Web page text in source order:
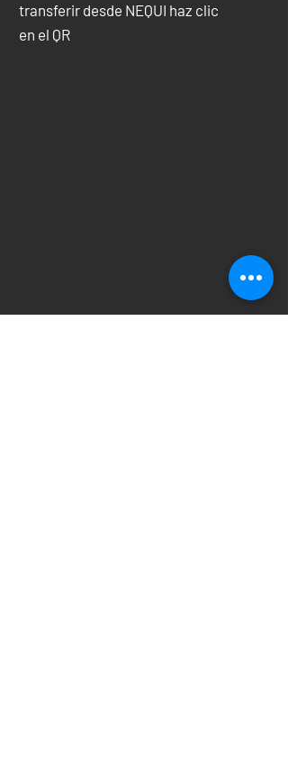
transferir desde NEQUI haz clic
en el QR